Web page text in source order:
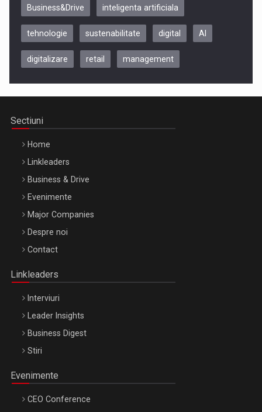
Be Inspired. Make it Happen!, CLUJ, 9 Decembrie
Be Inspired. Make it Happen!, ARTEMIS LETO, ORADEA, 8
Octombrie
Business&Drive inteligenta artificiala
tehnologie sustenabilitate digital AI
digitalizare retail management
Sectiuni
Home
Linkleaders
Business & Drive
Evenimente
Major Companies
Despre noi
Contact
Linkleaders
Interviuri
Leader Insights
Business Digest
Stiri
Evenimente
CEO Conference